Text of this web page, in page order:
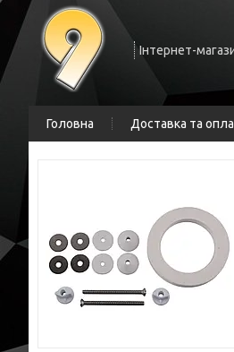
Інтернет-
Головна Доставка та